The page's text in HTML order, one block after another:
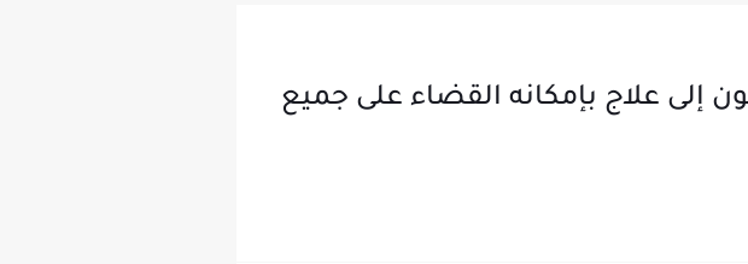
إلى علاج بإمكانه القضاء على جميع